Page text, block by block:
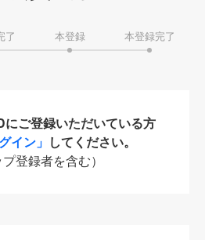
了 本登録 本登録完了
ご登録いただいている方
イン」 してください。
登録者を含む）